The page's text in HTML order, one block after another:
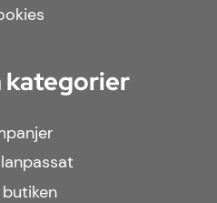
kategorier